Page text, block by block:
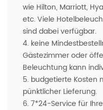
wie Hilton, Marriott,
etc. Viele
sind dabei verfügbar.
4. keine
Gästezimmer oder
Beleuchtung kann
5. budgetierte Kosten
pünktlicher Lieferung.
6. 7*24-Service für